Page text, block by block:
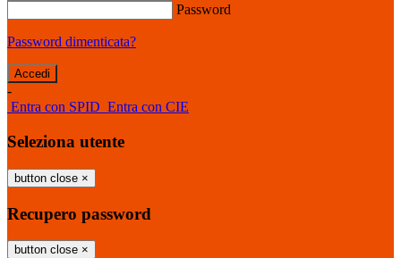
Password
Password dimenticata?
-
Entra con SPID Entra con CIE
Seleziona utente
button close ×
Recupero password
button close ×